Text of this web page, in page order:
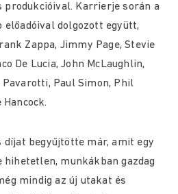
produkcióival. Karrierje során a
előadóival dolgozott együtt,
Zappa, Jimmy Page, Stevie
De Lucia, John McLaughlin,
Paul Simon, Phil
díjat begyűjtötte már, amit egy
munkákban gazdag
mindig az új utakat és